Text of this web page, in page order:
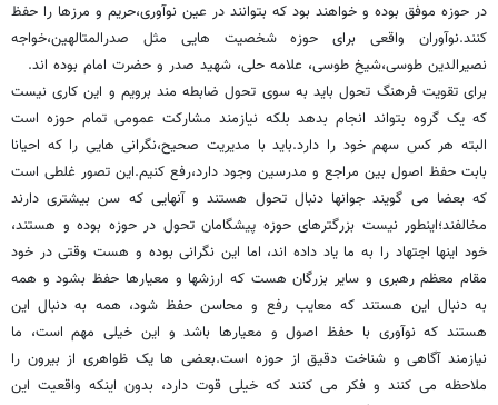
در حوزه موفق بوده و خواهند بود که بتوانند در عین نوآوری،حریم و مرزها را حفظ
کنند.نوآوران واقعی برای حوزه شخصیت هایی مثل صدرالمتالهین،خواجه
نصیرالدین طوسی،شیخ طوسی، علامه حلی، شهید صدر و حضرت امام بوده اند.
برای تقویت فرهنگ تحول باید به سوی تحول ضابطه مند برویم و این کاری نیست
که یک گروه بتواند انجام بدهد بلکه نیازمند مشارکت عمومی تمام حوزه است
البته هر کس سهم خود را دارد.باید با مدیریت صحیح،نگرانی هایی را که احیانا
بابت حفظ اصول بین مراجع و مدرسین وجود دارد،رفع کنیم.این تصور غلطی است
که بعضا می گویند جوانها دنبال تحول هستند و آنهایی که سن بیشتری دارند
مخالفند؛اینطور نیست بزرگترهای حوزه پیشگامان تحول در حوزه بوده و هستند،
خود اینها اجتهاد را به ما یاد داده اند، اما این نگرانی بوده و هست وقتی در خود
مقام معظم رهبری و سایر بزرگان هست که ارزشها و معیارها حفظ بشود و همه
به دنبال این هستند که معایب رفع و محاسن حفظ شود، همه به دنبال این
هستند که نوآوری با حفظ اصول و معیارها باشد و این خیلی مهم است، ما
نیازمند آگاهی و شناخت دقیق از حوزه است.بعضی ها یک ظواهری از بیرون را
ملاحظه می کنند و فکر می کنند که خیلی قوت دارد، بدون اینکه واقعیت این